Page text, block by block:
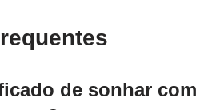
de sonhar com